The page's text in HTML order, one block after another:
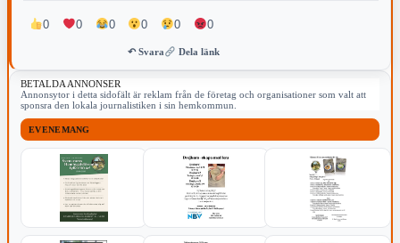
0 0 0 0 0 0
↶ Svara Dela länk
BETALDA ANNONSER
Annonsytor i detta sidofält är reklam från de företag och organisationer som valt att
sponsra den lokala journalistiken i sin hemkommun.
EVENEMANG